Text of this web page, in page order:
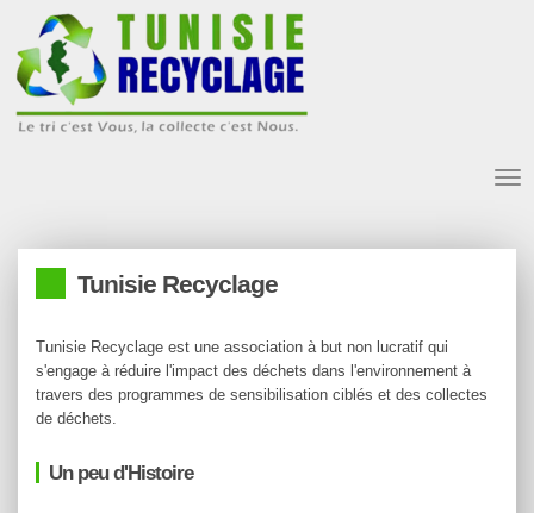
Tunisie Recyclage
Tunisie Recyclage est une association à but non lucratif qui
s'engage à réduire l'impact des déchets dans l'environnement à
travers des programmes de sensibilisation ciblés et des collectes
de déchets.
Un peu d'Histoire